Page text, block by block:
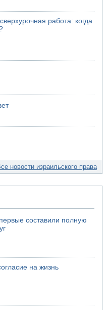
серьезно ранены
со взрывчаткой по
маленьких детей
в стену в
работа: когда
новости израильского права
составили полную
на жизнь